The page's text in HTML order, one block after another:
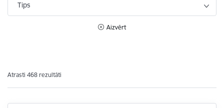
Tips
Aizvērt
Atrasti 468 rezultāti